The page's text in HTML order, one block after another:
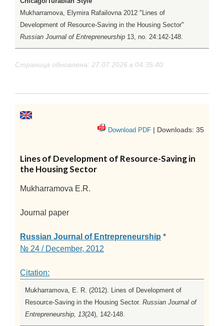
Mukharramova, Elymira Rafailovna 2012 "Lines of
Development of Resource-Saving in the Housing Sector"
Russian Journal of Entrepreneurship 13, no. 24:142-148.
Страница обновлена: 27.07.2026 в 04:35:40
Download PDF | Downloads: 35
Lines of Development of Resource-Saving in
the Housing Sector
Mukharramova E.R.
Journal paper
Russian Journal of Entrepreneurship *
№ 24 / December, 2012
Citation:
Mukharramova, E. R. (2012). Lines of Development of
Resource-Saving in the Housing Sector. Russian Journal of
Entrepreneurship, 13(24), 142-148.